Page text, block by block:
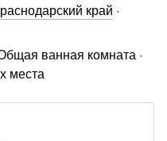
край ·
ванная комната ·
места